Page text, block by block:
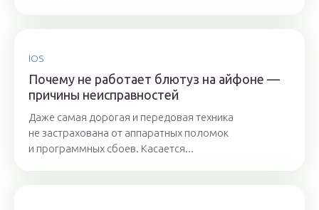
IOS
Почему не работает блютуз на айфоне —
причины неисправностей
Даже самая дорогая и передовая техника
не застрахована от аппаратных поломок
и программных сбоев. Касается...